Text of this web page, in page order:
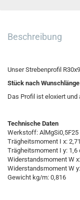
Beschreibung
Unser Strebenprofil
Stück nach
Das Profil ist eloxiert
Technische Daten
Werkstoff: AlMgSi0,5F25
Trägheitsmoment I x:
Trägheitsmoment I y: 1,6
Widerstandsmoment W
Widerstandsmoment W
Gewicht kg/m: 0,816